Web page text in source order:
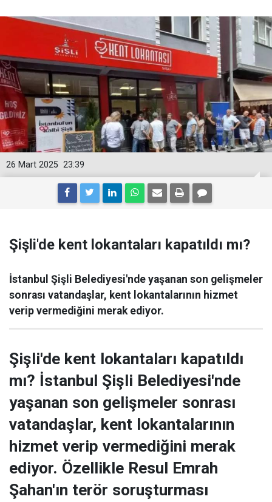
23:39
26 Mart 2025
Şişli'de kent lokantaları kapatıldı mı?
İstanbul Şişli Belediyesi'nde yaşanan son gelişmeler
sonrası vatandaşlar, kent lokantalarının hizmet
verip vermediğini merak ediyor.
Şişli'de kent lokantaları kapatıldı
mı? İstanbul Şişli Belediyesi'nde
yaşanan son gelişmeler sonrası
vatandaşlar, kent lokantalarının
hizmet verip vermediğini merak
ediyor. Özellikle Resul Emrah
Şahan'ın terör soruşturması